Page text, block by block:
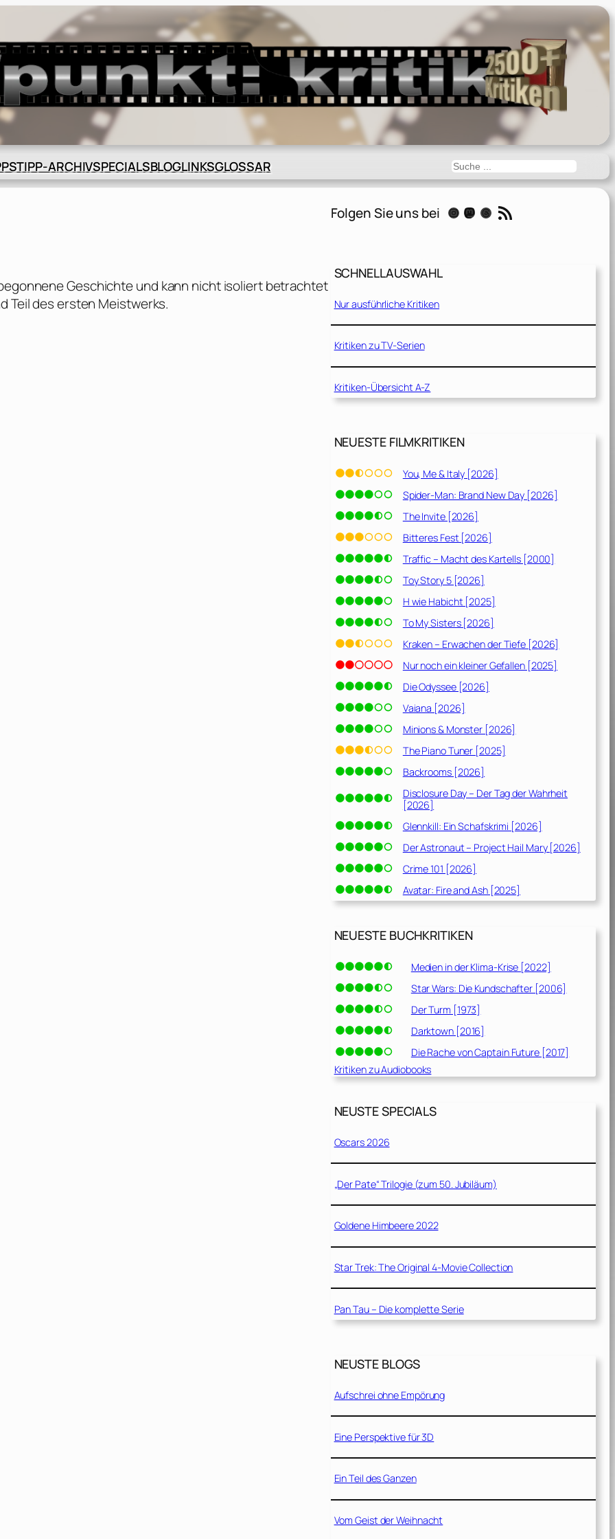
TIPP-ARCHIVSPECIALSBLOGLINKSGLOSSAR Suchen
Geschichte und kann nicht isoliert betrachtet
Teil des ersten Meistwerks.
Folgen Sie uns bei Instagram Mastodon Threads RSS-Feed
SCHNELLAUSWAHL
Nur ausführliche Kritiken
Kritiken zu TV-Serien
Kritiken-Übersicht A-Z
NEUESTE FILMKRITIKEN
You, Me & Italy [2026]
Spider-Man: Brand New Day [2026]
The Invite [2026]
Bitteres Fest [2026]
Traffic – Macht des Kartells [2000]
Toy Story 5 [2026]
H wie Habicht [2025]
To My Sisters [2026]
Kraken – Erwachen der Tiefe [2026]
Nur noch ein kleiner Gefallen [2025]
Die Odyssee [2026]
Vaiana [2026]
Minions & Monster [2026]
The Piano Tuner [2025]
Backrooms [2026]
Disclosure Day – Der Tag der Wahrheit
[2026]
Glennkill: Ein Schafskrimi [2026]
Der Astronaut – Project Hail Mary [2026]
Crime 101 [2026]
Avatar: Fire and Ash [2025]
NEUESTE BUCHKRITIKEN
Medien in der Klima-Krise [2022]
Star Wars: Die Kundschafter [2006]
Der Turm [1973]
Darktown [2016]
Die Rache von Captain Future [2017]
Kritiken zu Audiobooks
NEUSTE SPECIALS
Oscars 2026
„Der Pate“ Trilogie (zum 50. Jubiläum)
Goldene Himbeere 2022
Star Trek: The Original 4-Movie Collection
Pan Tau – Die komplette Serie
NEUSTE BLOGS
Aufschrei ohne Empörung
Eine Perspektive für 3D
Ein Teil des Ganzen
Vom Geist der Weihnacht